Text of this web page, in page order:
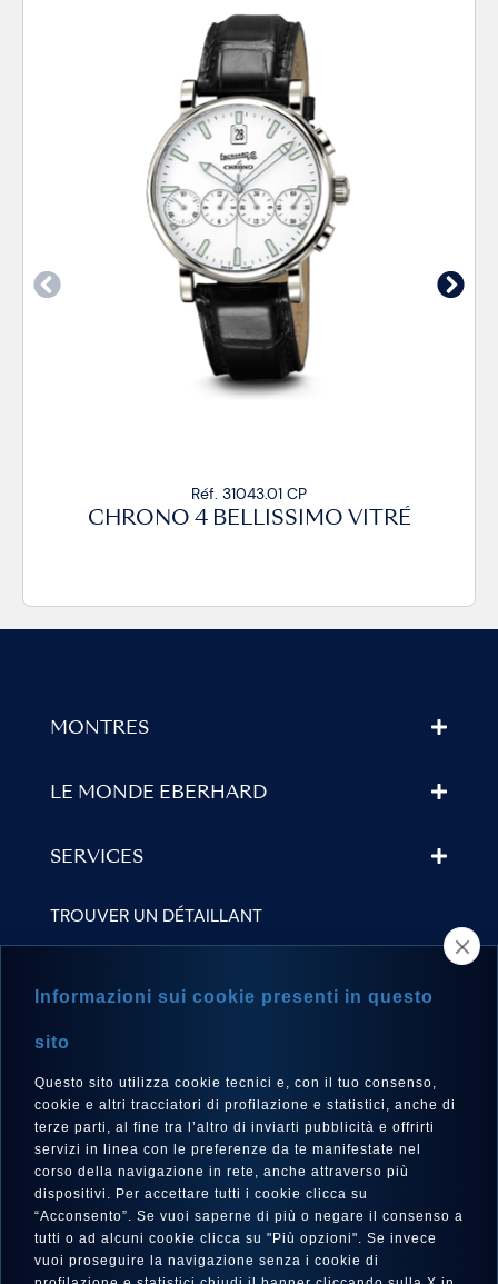
VITRÉ CHRONO 4
MONTRES
LE MONDE EBERHARD
SERVICES
TROUVER UN DÉTAILLANT
LANGUE
Français
SUIVEZ-NOUS SUR
Informazioni sui cookie presenti in questo
sito
Questo sito utilizza cookie tecnici e, con il tuo consenso,
cookie e altri tracciatori di profilazione e statistici, anche di
terze parti, al fine tra l’altro di inviarti pubblicità e offrirti
servizi in linea con le preferenze da te manifestate nel
corso della navigazione in rete, anche attraverso più
dispositivi. Per accettare tutti i cookie clicca su
“Acconsento”. Se vuoi saperne di più o negare il consenso a
tutti o ad alcuni cookie clicca su "Più opzioni". Se invece
vuoi proseguire la navigazione senza i cookie di